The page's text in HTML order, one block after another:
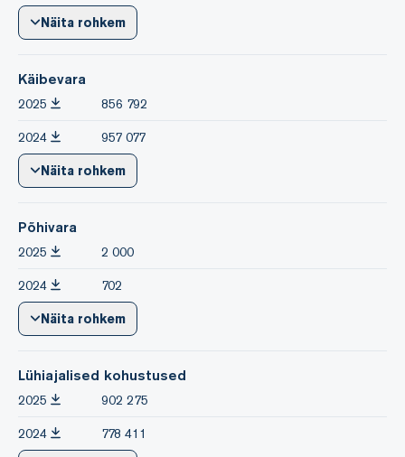
Näita rohkem
Käibevara
2025 856 792
2024 957 077
Näita rohkem
Põhivara
2025 2 000
2024 702
Näita rohkem
Lühiajalised kohustused
2025 902 275
2024 778 411